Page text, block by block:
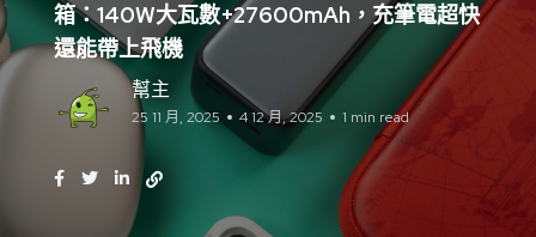
箱：140W大瓦數+27600mAh，充筆電超快
還能帶上飛機
幫主
25 11 月, 2025 4 12 月, 2025 1 min read